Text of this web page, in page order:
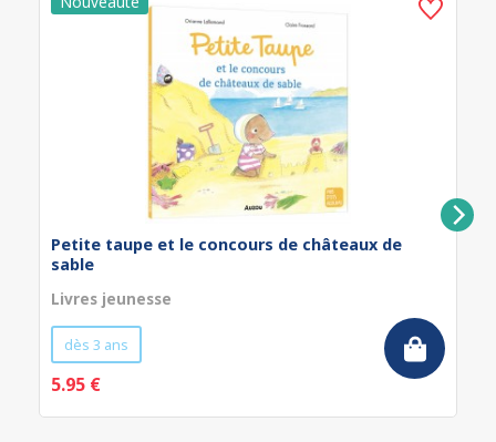
Petite taupe et le concours de châteaux de
sable
Livres jeunesse
dès 3 ans
5.95 €